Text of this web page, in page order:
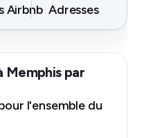
Airbnb Adresses
Memphis par
l'ensemble du